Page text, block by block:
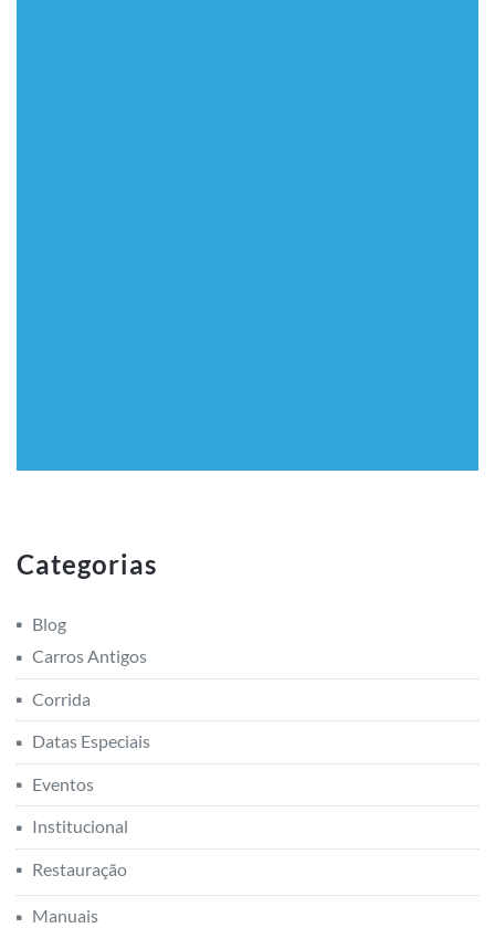
Categorias
Blog
Carros Antigos
Corrida
Datas Especiais
Eventos
Institucional
Restauração
Manuais